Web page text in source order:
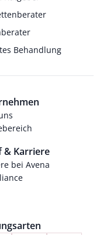
Behandlung
& Karriere
bei Avena